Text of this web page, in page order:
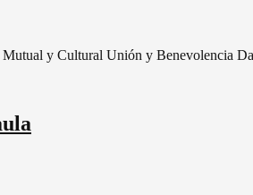
y Cultural Unión y